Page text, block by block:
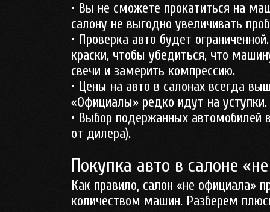
• Вы не сможете прокатиться на
салону не выгодно увеличивать
• Проверка авто будет
краски, чтобы убедиться, что
свечи и замерить компрессию.
• Цены на авто в салонах всегда
«Официалы» редко идут на уступки.
• Выбор подержанных автомобилей
от дилера).
Покупка авто в салоне
Как правило, салон «не официала»
количеством машин. Разберем